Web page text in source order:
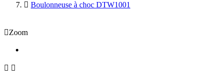
 Boulonneuse à choc DTW1001
Zoom
 